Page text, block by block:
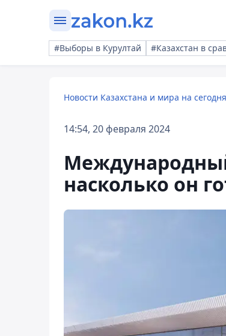
#Выборы в Курултай #Казахстан в
Новости Казахстана и мира на сегодня
14:54, 20 февраля 2024
насколько он